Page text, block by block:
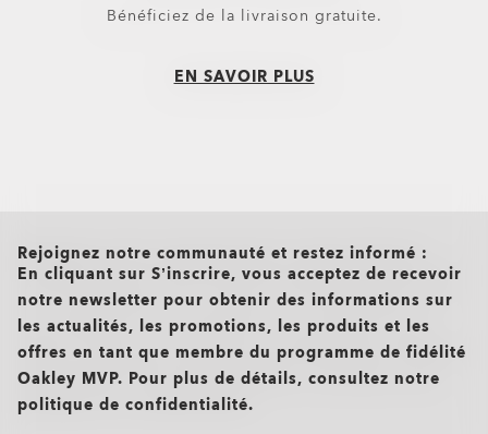
Bénéficiez de la livraison gratuite.
EN SAVOIR PLUS
Rejoignez notre communauté et restez informé :
En cliquant sur S’inscrire, vous acceptez de recevoir
notre newsletter pour obtenir des informations sur
les actualités, les promotions, les produits et les
offres en tant que membre du programme de fidélité
Oakley MVP. Pour plus de détails, consultez notre
politique de confidentialité.